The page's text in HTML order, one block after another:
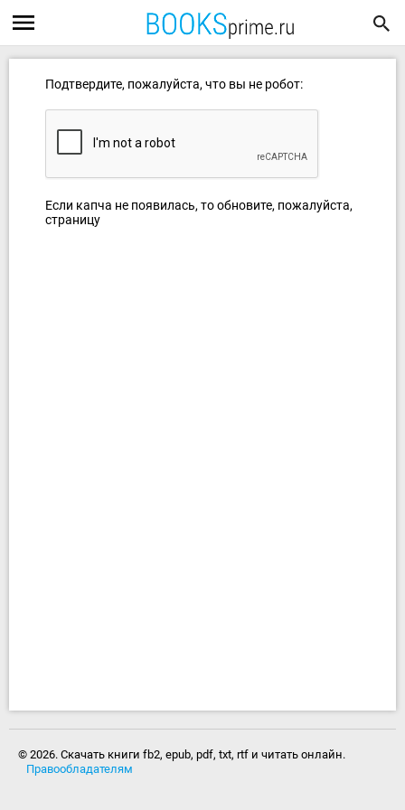
Подтвердите, пожалуйста, что вы не робот:
Если капча не появилась, то обновите, пожалуйста,
страницу
© 2026. Скачать книги fb2, epub, pdf, txt, rtf и читать онлайн.
Правообладателям